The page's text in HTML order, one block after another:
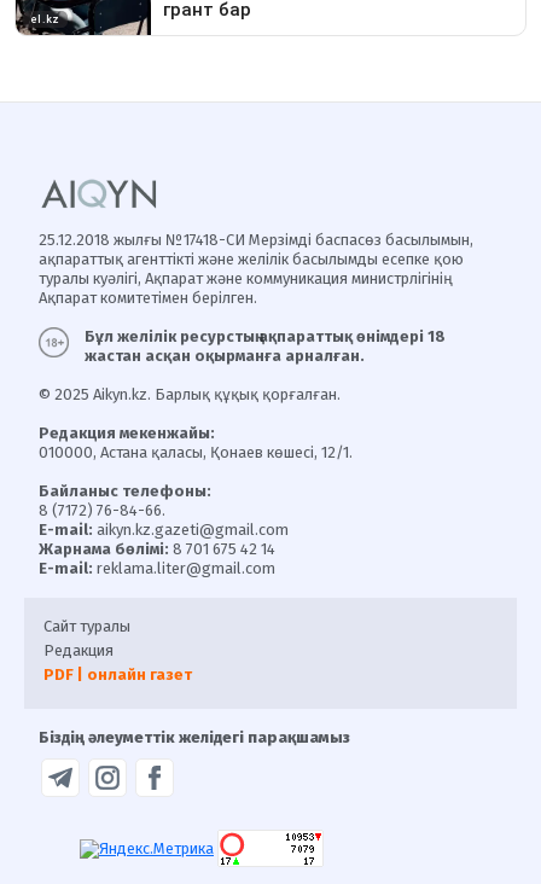
25.12.2018 жылғы №17418-СИ Мерзімді баспасөз басылымын,
ақпараттық агенттікті және желілік басылымды есепке қою
туралы куәлігі, Ақпарат және коммуникация министрлігінің
Ақпарат комитетімен берілген.
Бұл желілік ресурстың ақпараттық өнімдері 18
жастан асқан оқырманға арналған.
© 2025 Aikyn.kz. Барлық құқық қорғалған.
Редакция мекенжайы:
010000, Астана қаласы, Қонаев көшесі, 12/1.
Байланыс телефоны:
8 (7172) 76-84-66.
E-mail: aikyn.kz.gazeti@gmail.com
Жарнама бөлімі: 8 701 675 42 14
E-mail: reklama.liter@gmail.com
Сайт туралы
Редакция
PDF | онлайн газет
Біздің әлеуметтік желідегі парақшамыз